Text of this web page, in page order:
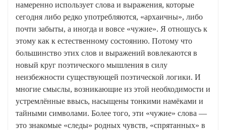
намеренно использует слова и выражения, которые
сегодня либо редко употребляются, «архаичны», либо
почти забыты, а иногда и вовсе «чужие». Я отношусь к
этому как к естественному состоянию. Потому что
большинство этих слов и выражений вовлекаются в
новый круг поэтического мышления в силу
неизбежности существующей поэтической логики. И
многие смыслы, возникающие из этой необходимости и
устремлённые ввысь, насыщены тонкими намёками и
тайными символами. Более того, эти «чужие» слова —
это знакомые «следы» родных чувств, «спрятанных» в